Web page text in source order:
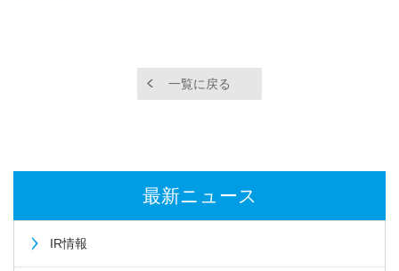
一覧に戻る
最新ニュース
IR情報